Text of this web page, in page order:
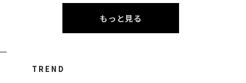
もっと見る
TREND